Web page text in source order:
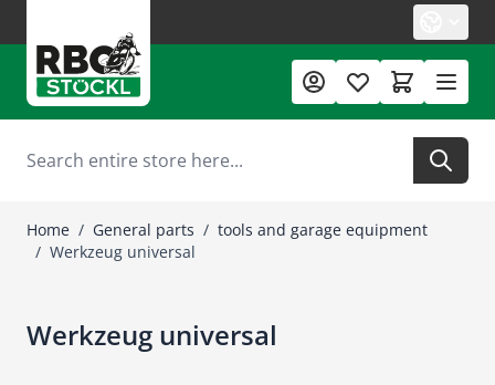
Search
Home / General parts / tools and garage equipment
/ Werkzeug universal
Werkzeug universal